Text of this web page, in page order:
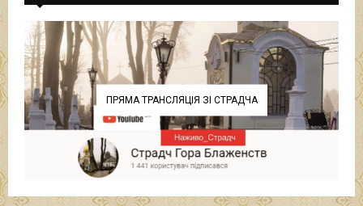
ПРЯМА ТРАНСЛЯЦІЯ ЗІ СТРАДЧА